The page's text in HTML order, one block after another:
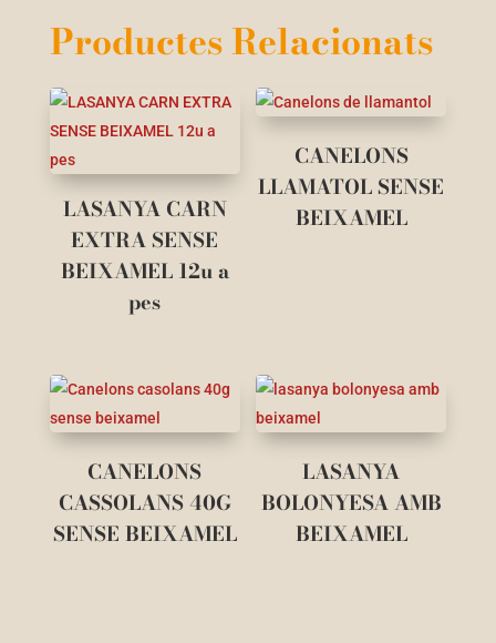
Productes Relacionats
LASANYA CARN
EXTRA SENSE
BEIXAMEL 12u a
pes
CANELONS
LLAMATOL SENSE
BEIXAMEL
CANELONS
CASSOLANS 40G
SENSE BEIXAMEL
LASANYA
BOLONYESA AMB
BEIXAMEL